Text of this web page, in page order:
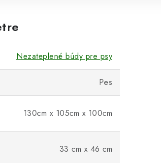
Nezateplené búdy pre psy
Pes
130cm x 105cm x 100cm
33 cm x 46 cm